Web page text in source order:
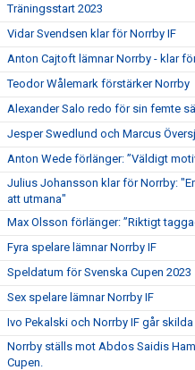
Träningsstart 2023
Vidar Svendsen klar för Norrby IF
Anton Cajtoft lämnar Norrby - klar
Teodor Wålemark förstärker Norrby
Alexander Salo redo för sin femte
Jesper Swedlund och Marcus
Anton Wede förlänger: ”Väldigt
Julius Johansson klar för Norrby:
att utmana"
Max Olsson förlänger: ”Riktigt
Fyra spelare lämnar Norrby IF
Speldatum för Svenska Cupen 2023
Sex spelare lämnar Norrby IF
Ivo Pekalski och Norrby IF går
Norrby ställs mot Abdos Saidis
Cupen.